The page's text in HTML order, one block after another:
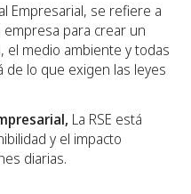
Empresarial, se refiere a
para crear un
el medio ambiente y todas
de lo que exigen las leyes
La RSE está
y el impacto
diarias.